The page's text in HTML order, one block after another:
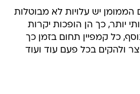
הממומן יש עלויות לא מבוטלות
יותר, כך הן הופכות יקרות
כל קמפיין תחום בזמן כך
ולהקים בכל פעם עוד ועוד